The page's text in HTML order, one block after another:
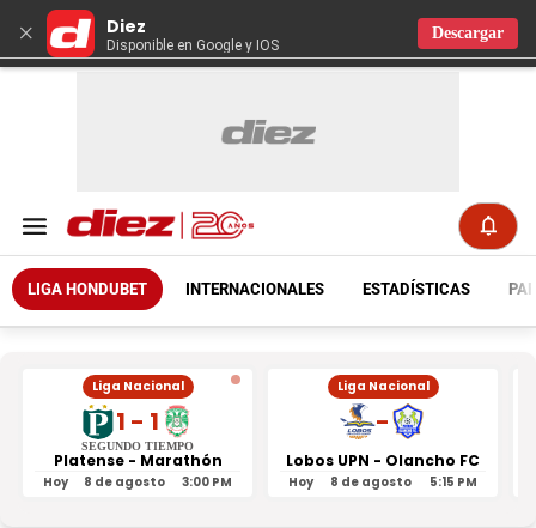
× Diez
Disponible en Google y IOS
Descargar
LIGA HONDUBET INTERNACIONALES ESTADÍSTICAS
Liga Nacional
1 - 1
SEGUNDO TIEMPO
Platense - Marathón
Hoy 8 de agosto 3:00 PM
Liga Nacional
-
Lobos UPN - Olancho FC
Hoy 8 de agosto 5:15 PM